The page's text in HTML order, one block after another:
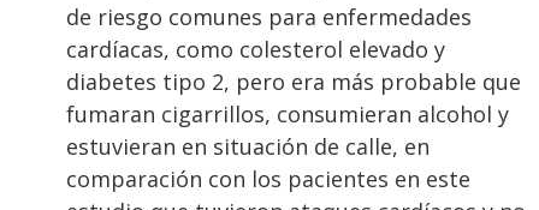
de riesgo comunes para enfermedades
cardíacas, como colesterol elevado y
diabetes tipo 2, pero era más probable que
fumaran cigarrillos, consumieran alcohol y
estuvieran en situación de calle, en
comparación con los pacientes en este